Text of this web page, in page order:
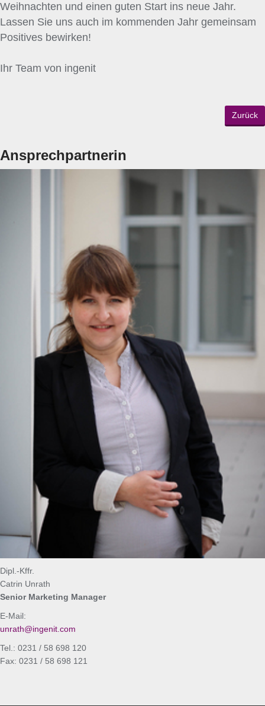
Weihnachten und einen guten Start ins neue Jahr.
Lassen Sie uns auch im kommenden Jahr gemeinsam
Positives bewirken!
Ihr Team von ingenit
Zurück
Ansprechpartnerin
Dipl.-Kffr.
Catrin Unrath
Senior Marketing Manager
E-Mail:
unrath@ingenit.com
Tel.: 0231 / 58 698 120
Fax: 0231 / 58 698 121